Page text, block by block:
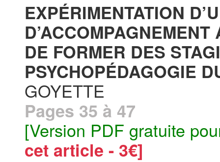
EXPÉRIMENTATION
DE FORMER DES
PSYCHOPÉDAGOGIE
GOYETTE
Pages 35 à 47
[Version PDF gratuite
cet article - 3€]